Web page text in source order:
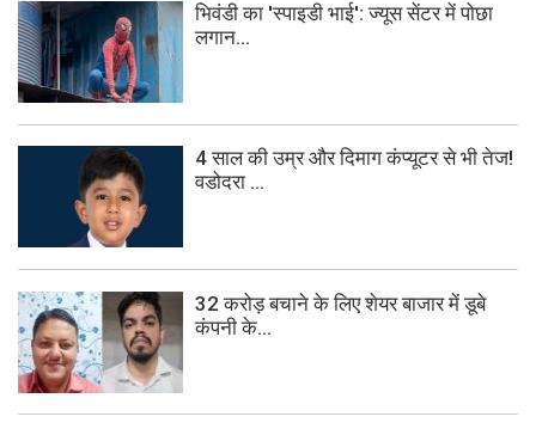
भिवंडी का 'स्पाइडी भाई': ज्यूस सेंटर में पोछा
लगान...
4 साल की उम्र और दिमाग कंप्यूटर से भी तेज!
वडोदरा ...
32 करोड़ बचाने के लिए शेयर बाजार में डूबे
कंपनी के...